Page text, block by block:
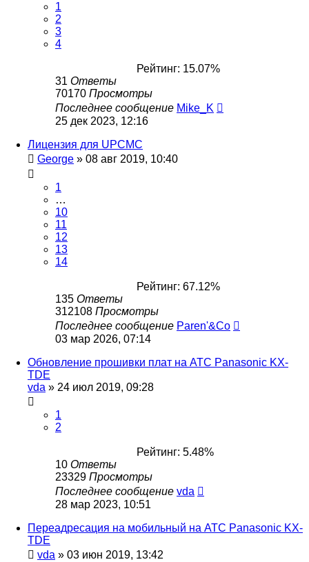
1
2
3
4
Рейтинг: 15.07%
31 Ответы
70170 Просмотры
Последнее сообщение Mike_K
25 дек 2023, 12:16
Лицензия для UPCMC
George » 08 авг 2019, 10:40
1
…
10
11
12
13
14
Рейтинг: 67.12%
135 Ответы
312108 Просмотры
Последнее сообщение Paren'&Co
03 мар 2026, 07:14
Обновление прошивки плат на АТС Panasonic KX-
TDE
vda » 24 июл 2019, 09:28
1
2
Рейтинг: 5.48%
10 Ответы
23329 Просмотры
Последнее сообщение vda
28 мар 2023, 10:51
Переадресация на мобильный на АТС Panasonic KX-
TDE
vda » 03 июн 2019, 13:42